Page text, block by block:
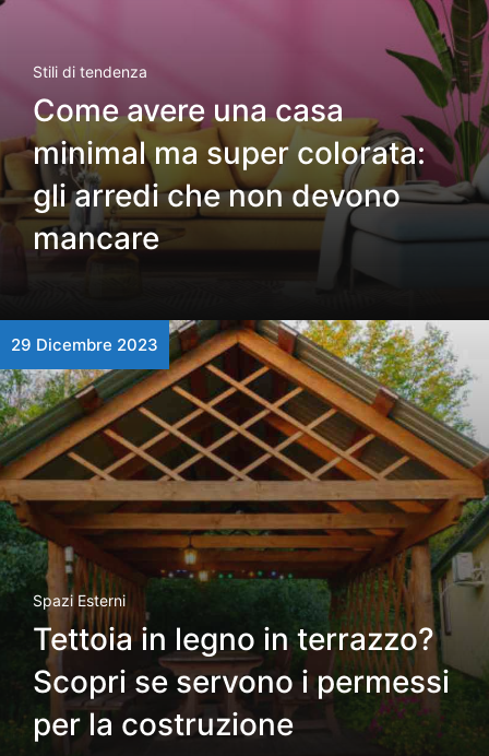
Stili di tendenza
Come avere una casa
minimal ma super colorata:
gli arredi che non devono
mancare
29 Dicembre 2023
Spazi Esterni
Tettoia in legno in terrazzo?
Scopri se servono i permessi
per la costruzione